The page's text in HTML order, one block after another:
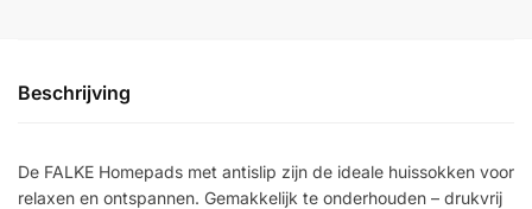
Beschrijving
De FALKE Homepads met antislip zijn de ideale huissokken voor
relaxen en ontspannen. Gemakkelijk te onderhouden – drukvrij